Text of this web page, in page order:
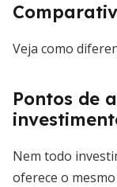
Veja como
Pontos de
Nem todo
oferece o